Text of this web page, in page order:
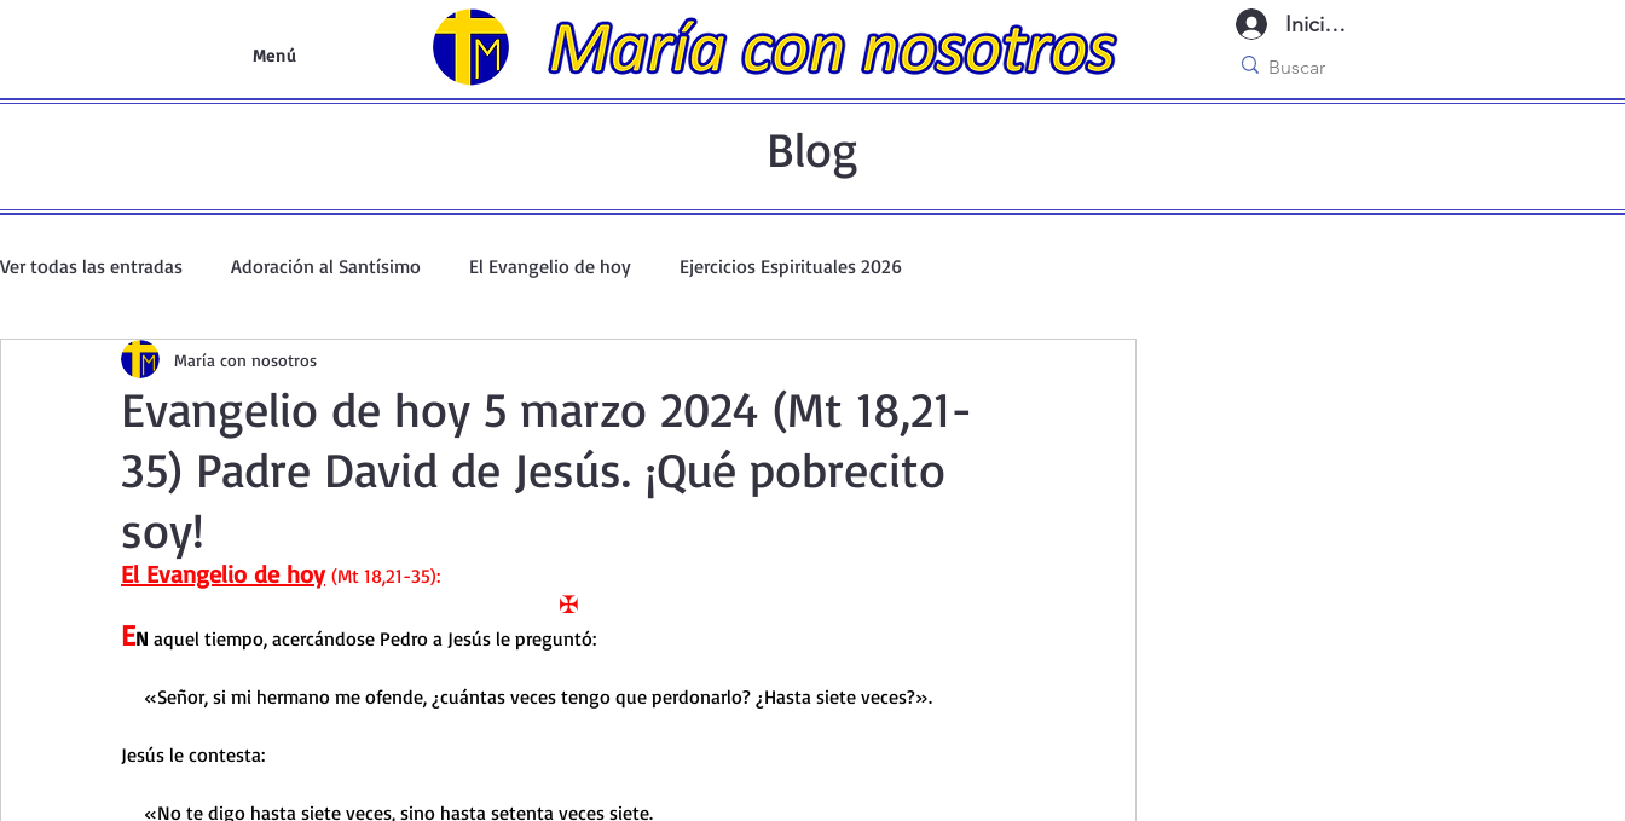
Menú
Iniciar sesión
Blog
Ver todas las entradas Adoración al Santísimo El Evangelio de hoy Ejercicios Espirituales 2026
Oración de la mañana El Evangelio en un minuto
Curso de oración Curso del Catecismo Santo Rosario y Coronilla Oraciones Eucarísticas
Curso de vida espiritual
Textos selectos de espiritualidad La vida espiritual en frases breves
Taller de oración con los Salmos
Evangelio de hoy 5 marzo 2024 (Mt 18,21-
35) Padre David de Jesús. ¡Qué pobrecito
soy!
María con nosotros
El Evangelio de hoy (Mt 18,21-35):
✠
EN aquel tiempo, acercándose Pedro a Jesús le preguntó:
«Señor, si mi hermano me ofende, ¿cuántas veces tengo que perdonarlo? ¿Hasta siete veces?».
Jesús le contesta:
«No te digo hasta siete veces, sino hasta setenta veces siete.